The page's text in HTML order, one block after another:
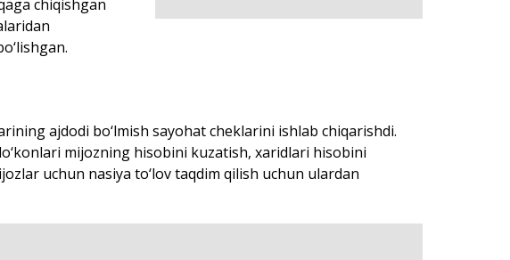
chiqishgan
ajdodi bo‘lmish sayohat cheklarini ishlab chiqarishdi.
mijozning hisobini kuzatish, xaridlari hisobini
uchun nasiya to‘lov taqdim qilish uchun ulardan